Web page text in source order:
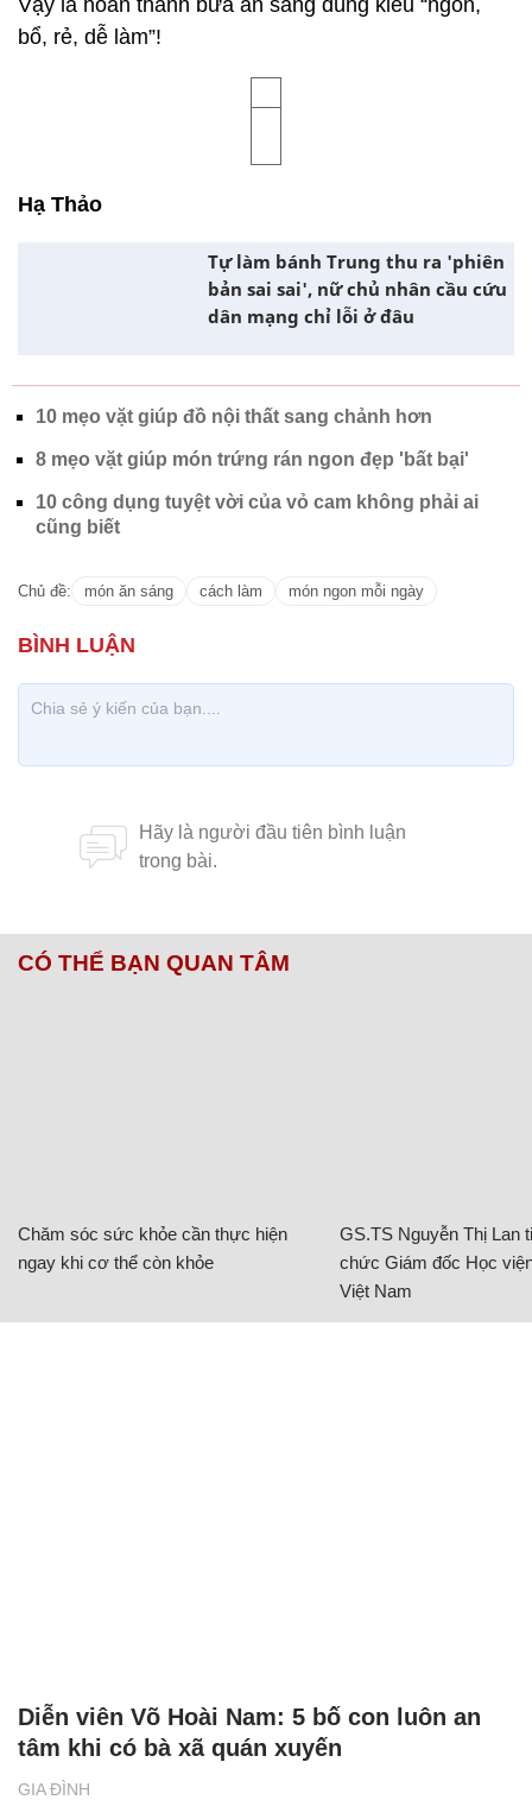
Vậy là hoàn thành bữa ăn sáng đúng kiểu “ngon,
bổ, rẻ, dễ làm”!
Hạ Thảo
Tự làm bánh Trung thu ra 'phiên
bản sai sai', nữ chủ nhân cầu cứu
dân mạng chỉ lỗi ở đâu
10 mẹo vặt giúp đồ nội thất sang chảnh hơn
8 mẹo vặt giúp món trứng rán ngon đẹp 'bất bại'
10 công dụng tuyệt vời của vỏ cam không phải ai
cũng biết
Chủ đề: món ăn sáng cách làm món ngon mỗi ngày
CÓ THỂ BẠN QUAN TÂM
Chăm sóc sức khỏe cần thực hiện
ngay khi cơ thể còn khỏe
GS.TS Nguyễn Thị Lan
chức Giám đốc Học
Việt Nam
GIA ĐÌNH
Diễn viên Võ Hoài Nam: 5 bố con luôn an
tâm khi có bà xã quán xuyến